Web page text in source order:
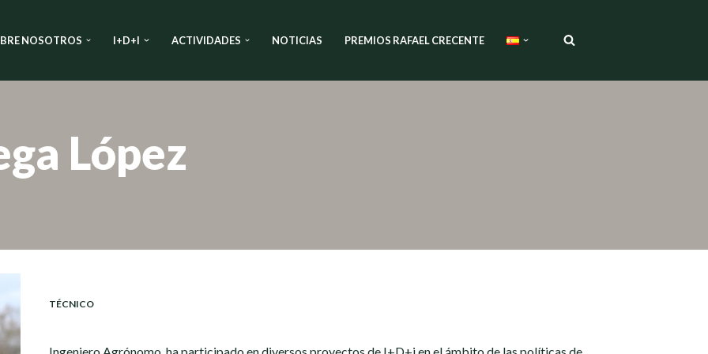
NOSOTROS I+D+I ACTIVIDADES NOTICIAS PREMIOS RAFAEL CRECENTE
López
TÉCNICO
Ingeniero Agrónomo, ha participado en diversos proyectos de I+D+i en el ámbito de las políticas de